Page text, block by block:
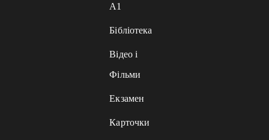
A1
Бібліотека
Відео і
Фільми
Екзамен
Карточки